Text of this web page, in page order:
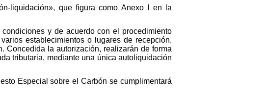
liquidación», que figura como Anexo I en la
y de acuerdo con el procedimiento
establecimientos o lugares de recepción,
Concedida la autorización, realizarán de forma
tributaria, mediante una única autoliquidación
Especial sobre el Carbón se cumplimentará